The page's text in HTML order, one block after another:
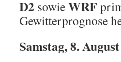
D2 sowieWRF
Gewitterprognose
Samstag, 8.